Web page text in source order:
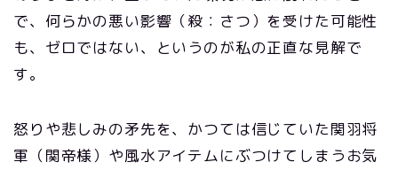
で、何らかの悪い影響（殺：さつ）を受けた可能性
も、ゼロではない、というのが私の正直な見解で
す。
怒りや悲しみの矛先を、かつては信じていた関羽将
軍（関帝様）や風水アイテムにぶつけてしまうお気